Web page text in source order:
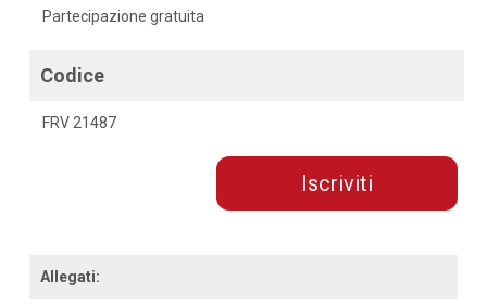
Partecipazione gratuita
Codice
FRV 21487
Iscriviti
Allegati: